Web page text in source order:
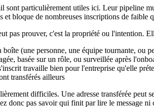
sont particulièrement utiles ici. Leur pipeline
et bloque de nombreuses inscriptions de faible
pas prouver, c'est la propriété ou l'intention.
(une personne, une équipe tournante, ou
basée sur un rôle, ou surveillée après
travaille bien pour l'entreprise qu'elle
transférés ailleurs
difficiles. Une adresse transférée
donc pas savoir qui finit par lire le message ni